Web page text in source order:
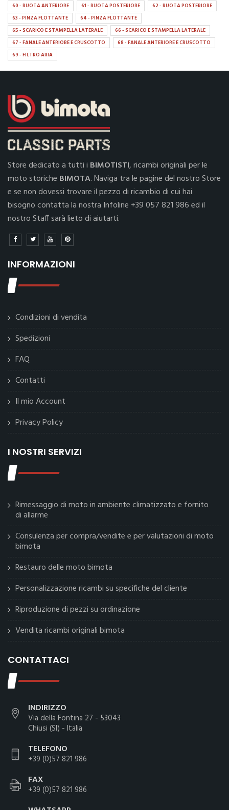
60 - RUOTA ANTERIORE
61 - RUOTA POSTERIORE
62 - RUOTA POSTERIORE
63 - PINZA FLOTTANTE
64 - PINZA FLOTTANTE
65 - SCARICO E STAMPELLA LATERALE
66 - SCARICO E STAMPELLA LATERALE
67 - FANALE ANTERIORE E CRUSCOTTO
68 - FANALE ANTERIORE E CRUSCOTTO
69 - FILTRO ARIA
Store dedicato a tutti i BIMOTISTI, ricambi originali per le
moto storiche BIMOTA. Naviga tra le pagine del nostro Store
e se non dovessi trovare il pezzo di ricambio di cui hai
bisogno contatta la nostra Infoline +39 057 821 986 ed il
nostro Staff sarà lieto di aiutarti.
INFORMAZIONI
Condizioni di vendita
Spedizioni
FAQ
Contatti
Il mio Account
Privacy Policy
I NOSTRI SERVIZI
Rimessaggio di moto in ambiente climatizzato e fornito
di allarme
Consulenza per compra/vendite e per valutazioni di moto
bimota
Restauro delle moto bimota
Personalizzazione ricambi su specifiche del cliente
Riproduzione di pezzi su ordinazione
Vendita ricambi originali bimota
CONTATTACI
INDIRIZZO
Via della Fontina 27 - 53043
Chiusi (SI) - Italia
TELEFONO
+39 (0)57 821 986
FAX
+39 (0)57 821 986